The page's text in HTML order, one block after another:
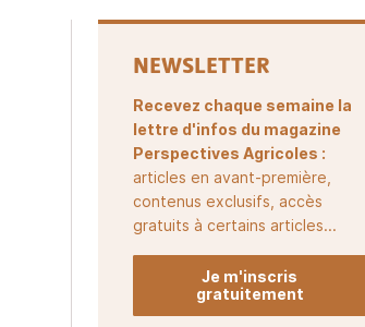
NEWSLETTER
Recevez chaque semaine la
lettre d'infos du magazine
Perspectives Agricoles :
articles en avant-première,
contenus exclusifs, accès
gratuits à certains articles...
Je m'inscris
gratuitement